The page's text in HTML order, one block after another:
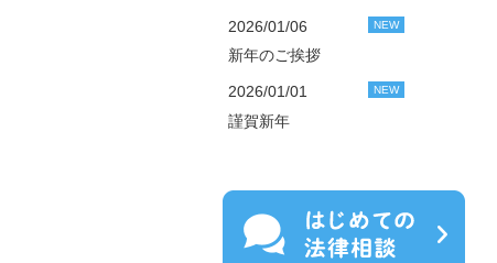
2026/01/06 NEW
新年のご挨拶
2026/01/01 NEW
謹賀新年